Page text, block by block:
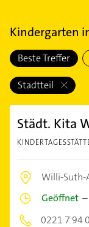
Kindergarten
Beste Treffer
Stadtteil
Städt. Kita
Willi-Suth-
Geöffnet –
0221 7 94